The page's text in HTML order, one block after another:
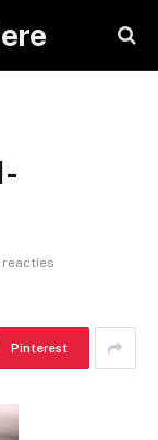
reacties
Pinterest